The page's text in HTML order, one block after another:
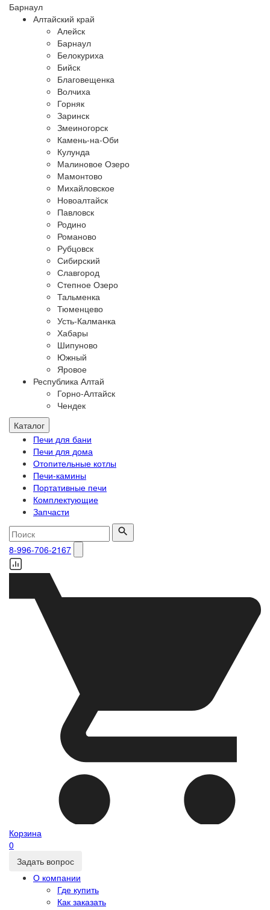
Барнаул
Алтайский край
Алейск
Барнаул
Белокуриха
Бийск
Благовещенка
Волчиха
Горняк
Заринск
Змеиногорск
Камень-на-Оби
Кулунда
Малиновое Озеро
Мамонтово
Михайловское
Новоалтайск
Павловск
Родино
Романово
Рубцовск
Сибирский
Славгород
Степное Озеро
Тальменка
Тюменцево
Усть-Калманка
Хабары
Шипуново
Южный
Яровое
Республика Алтай
Горно-Алтайск
Чендек
Каталог
Печи для бани
Печи для дома
Отопительные котлы
Печи-камины
Портативные печи
Комплектующие
Запчасти
8-996-706-2167
Корзина
0
Задать вопрос
О компании
Где купить
Как заказать